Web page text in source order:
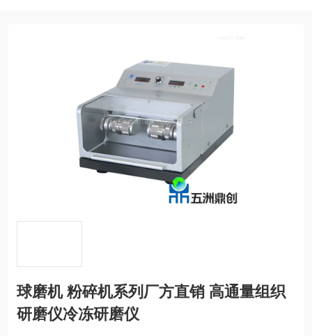
球磨机 粉碎机系列厂方直销 高通量组织
研磨仪冷冻研磨仪